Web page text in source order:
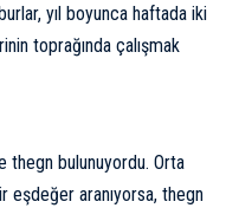
yıl boyunca haftada iki
toprağında çalışmak
thegn bulunuyordu. Orta
eşdeğer aranıyorsa, thegn